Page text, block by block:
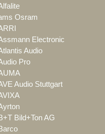
Osram
Electronic
Audio
Pro
Audio Stuttgart
Bild+Ton AG